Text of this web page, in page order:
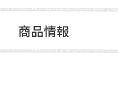
商品情報